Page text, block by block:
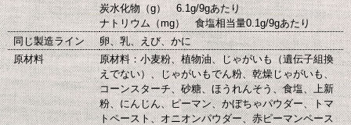
炭水化物（g） 6.1g/9gあたり
ナトリウム（mg） 食塩相当量0.1g/9gあたり
同じ製造ライン
卵、乳、えび、かに
原材料
原材料：小麦粉、植物油、じゃがいも（遺伝子組換
えでない）、じゃがいもでん粉、乾燥じゃがいも、
コーンスターチ、砂糖、ほうれんそう、食塩、上新
粉、にんじん、ピーマン、かぼちゃパウダー、トマ
トペースト、オニオンパウダー、赤ピーマンペース